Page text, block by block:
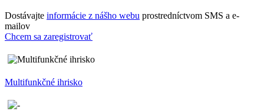
Dostávajte informácie z nášho webu prostredníctvom SMS a e-
mailov
Chcem sa zaregistrovať
Multifunkčné ihrisko